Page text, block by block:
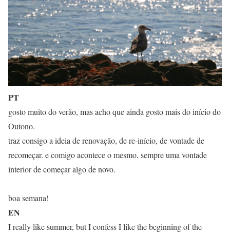
PT
gosto muito do verão, mas acho que ainda gosto mais do início do
Outono.
traz consigo a ideia de renovação, de re-início, de vontade de
recomeçar. e comigo acontece o mesmo. sempre uma vontade
interior de começar algo de novo.
boa semana!
EN
I really like summer, but I confess I like the beginning of the